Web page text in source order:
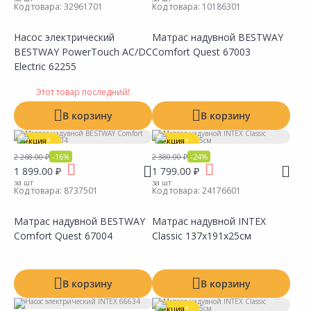
Код товара: 32961701
Насос электрический
BESTWAY PowerTouch AC/DC
Electric 62255
Этот товар последний!
В корзину
Код товара: 10186301
Матрас надувной BESTWAY
Comfort Quest 67003
В корзину
Акция*
2 268.00 ₽ -16%
1 899.00 ₽
за шт
Код товара: 8737501
Матрас надувной BESTWAY
Comfort Quest 67004
В корзину
Акция*
2 380.00 ₽ -24%
1 799.00 ₽
за шт
Код товара: 24176601
Матрас надувной INTEX
Classic 137х191х25см
В корзину
Акция*